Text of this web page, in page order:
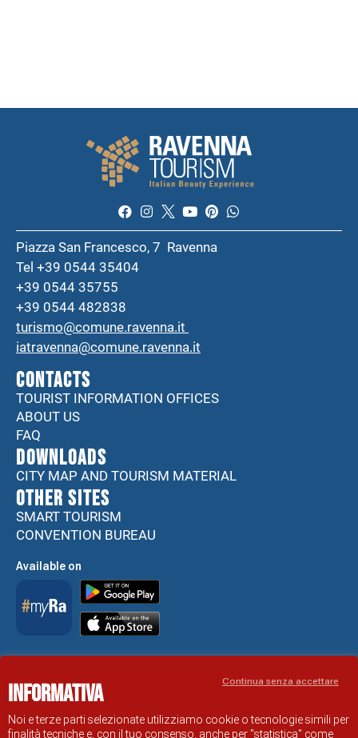
Piazza San Francesco, 7 Ravenna
Tel +39 0544 35404
+39 0544 35755
+39 0544 482838
turismo@comune.ravenna.it
iatravenna@comune.ravenna.it
CONTACTS
TOURIST INFORMATION OFFICES
ABOUT US
FAQ
DOWNLOADS
CITY MAP AND TOURISM MATERIAL
Other sites
SMART TOURISM
CONVENTION BUREAU
Available on
RAVENNA TOURIST INFORMATION OFFICIAL SITE
Informativa
Noi e terze parti selezionate utilizziamo cookie o tecnologie simili per
finalità tecniche e, con il tuo consenso, anche per "statistica" come
Continua senza accettare